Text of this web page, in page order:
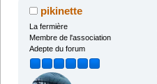
pikinette
La fermière
Membre de l'association
Adepte du forum